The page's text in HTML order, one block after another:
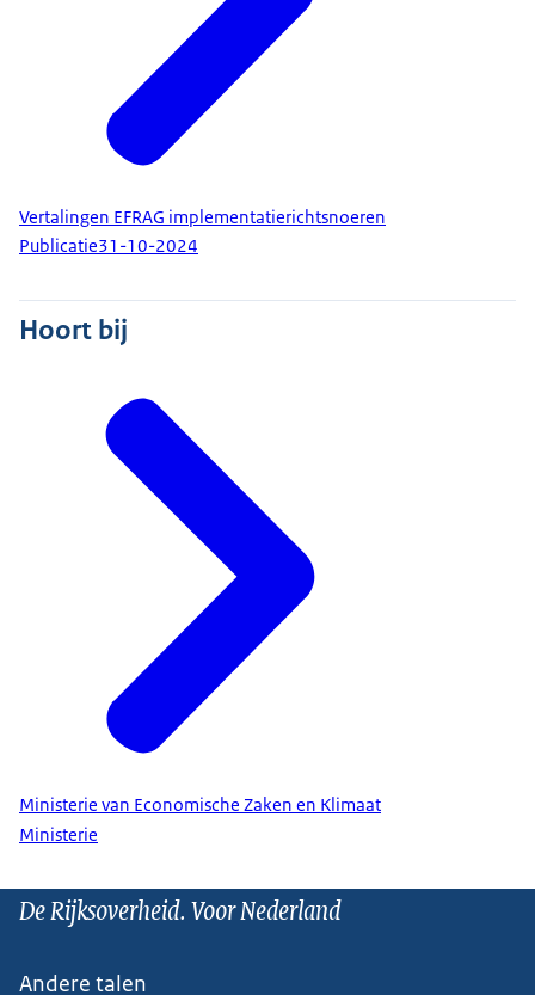
Vertalingen EFRAG implementatierichtsnoeren
Publicatie31-10-2024
Hoort bij
Ministerie van Economische Zaken en Klimaat
Ministerie
De Rijksoverheid. Voor Nederland
Andere talen